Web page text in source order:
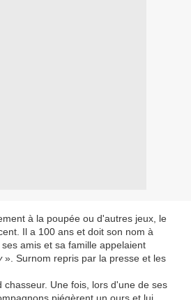
à la poupée ou d'autres jeux, le
Il a 100 ans et doit son nom à
amis et sa famille appelaient
». Surnom repris par la presse et les
chasseur. Une fois, lors d'une de ses